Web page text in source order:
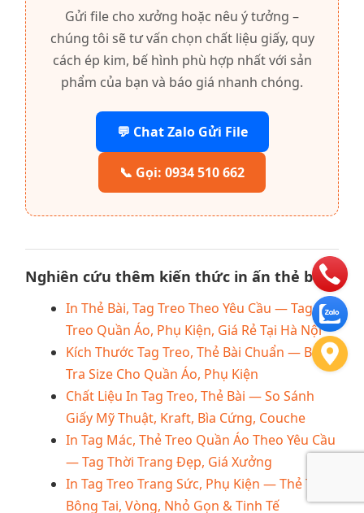
Gửi file cho xưởng hoặc nêu ý tưởng –
chúng tôi sẽ tư vấn chọn chất liệu giấy, quy
cách ép kim, bế hình phù hợp nhất với sản
phẩm của bạn và báo giá nhanh chóng.
💬 Chat Zalo Gửi File
📞 Gọi: 0934 510 662
Nghiên cứu thêm kiến thức in ấn thẻ bài
In Thẻ Bài, Tag Treo Theo Yêu Cầu — Tag
Treo Quần Áo, Phụ Kiện, Giá Rẻ Tại Hà Nội
Kích Thước Tag Treo, Thẻ Bài Chuẩn — Bảng
Tra Size Cho Quần Áo, Phụ Kiện
Chất Liệu In Tag Treo, Thẻ Bài — So Sánh
Giấy Mỹ Thuật, Kraft, Bìa Cứng, Couche
In Tag Mác, Thẻ Treo Quần Áo Theo Yêu Cầu
— Tag Thời Trang Đẹp, Giá Xưởng
In Tag Treo Trang Sức, Phụ Kiện — Thẻ Treo
Bông Tai, Vòng, Nhỏ Gọn & Tinh Tế